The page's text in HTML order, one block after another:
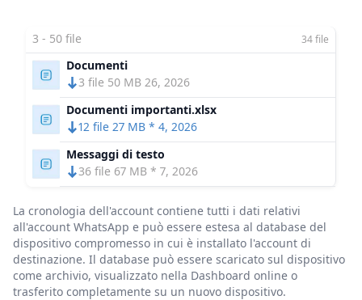
3 - 50 file 34 file
Documenti
3 file 50 MB 26, 2026
Documenti importanti.xlsx
12 file 27 MB * 4, 2026
Messaggi di testo
36 file 67 MB * 7, 2026
La cronologia dell'account contiene tutti i dati relativi
all'account WhatsApp e può essere estesa al database del
dispositivo compromesso in cui è installato l'account di
destinazione. Il database può essere scaricato sul dispositivo
come archivio, visualizzato nella Dashboard online o
trasferito completamente su un nuovo dispositivo.